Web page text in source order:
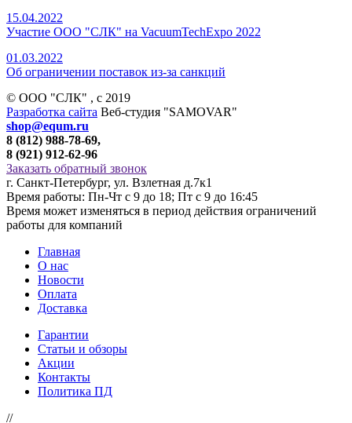
15.04.2022
Участие ООО "СЛК" на VacuumTechExpo 2022
01.03.2022
Об ограничении поставок из-за санкций
© ООО "СЛК" , c 2019
Разработка сайта Веб-студия "SAMOVAR"
shop@equm.ru
8 (812) 988-78-69,
8 (921) 912-62-96
Заказать обратный звонок
г. Санкт-Петербург, ул. Взлетная д.7к1
Время работы: Пн-Чт с 9 до 18; Пт с 9 до 16:45
Время может изменяться в период действия ограничений
работы для компаний
Главная
О нас
Новости
Оплата
Доставка
Гарантии
Статьи и обзоры
Акции
Контакты
Политика ПД
//